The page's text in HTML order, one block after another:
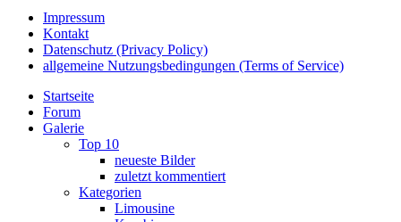
Impressum
Kontakt
Datenschutz (Privacy Policy)
allgemeine Nutzungsbedingungen (Terms of Service)
Startseite
Forum
Galerie
Top 10
neueste Bilder
zuletzt kommentiert
Kategorien
Limousine